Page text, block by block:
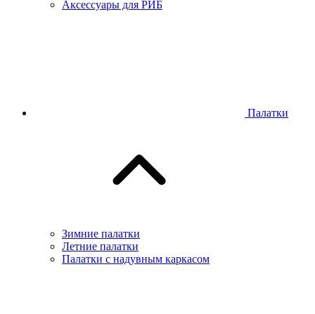
Аксессуары для РИБ
Палатки
Зимние палатки
Летние палатки
Палатки с надувным каркасом